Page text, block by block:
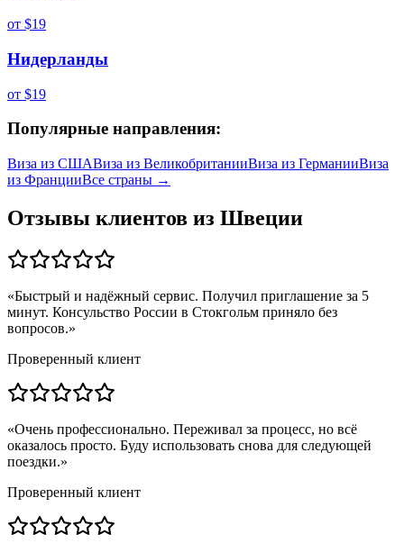
от $19
Нидерланды
от $19
Популярные направления:
Виза из СШАВиза из ВеликобританииВиза из ГерманииВиза
из ФранцииВсе страны →
Отзывы клиентов из Швеции
«Быстрый и надёжный сервис. Получил приглашение за 5
минут. Консульство России в Стокгольм приняло без
вопросов.»
Проверенный клиент
«Очень профессионально. Переживал за процесс, но всё
оказалось просто. Буду использовать снова для следующей
поездки.»
Проверенный клиент